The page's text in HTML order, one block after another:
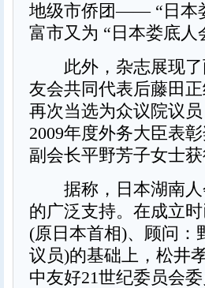
地级市侨团—— “日本
富市又为 “日本娄底人
此外，杂志展现了
友会共同代表后藤田
再次当选为众议院议
2009年度外务大臣表
副会长平野芳子女士
据称，日本湖南人
的广泛支持。在成立
(原日本首相)、顾问：
议员)的基础上，松井
中友好21世纪委员会